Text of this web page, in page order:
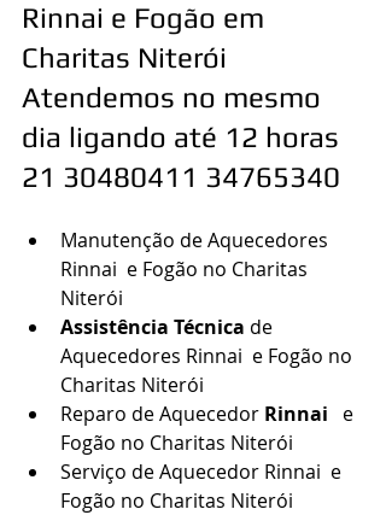
Rinnai e Fogão em
Charitas Niterói
Atendemos no mesmo
dia ligando até 12 horas
21 30480411 34765340
Manutenção de Aquecedores
Rinnai  e Fogão no Charitas
Niterói
Assistência Técnica de
Aquecedores Rinnai  e Fogão no
Charitas Niterói
Reparo de Aquecedor Rinnai e
Fogão no Charitas Niterói
Serviço de Aquecedor Rinnai  e
Fogão no Charitas Niterói